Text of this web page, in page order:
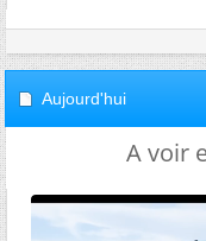
Aujourd'hui
A voir